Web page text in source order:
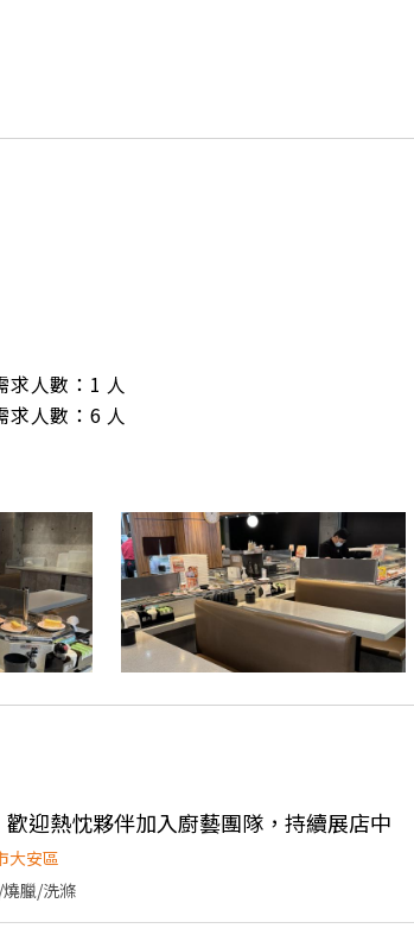
人數：1 人
人數：6 人
迎熱忱夥伴加入廚藝團隊，持續展店中
大安區
臘/洗滌